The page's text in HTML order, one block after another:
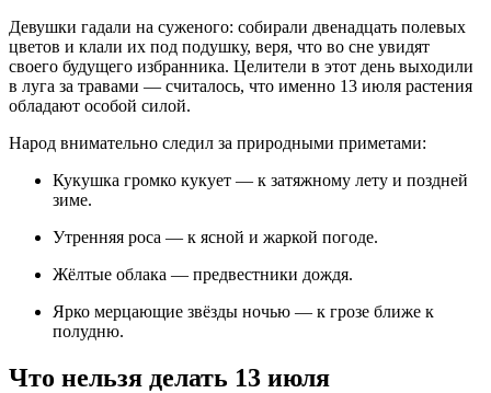
Девушки гадали на суженого: собирали двенадцать полевых
цветов и клали их под подушку, веря, что во сне увидят
своего будущего избранника. Целители в этот день выходили
в луга за травами — считалось, что именно 13 июля растения
обладают особой силой.
Народ внимательно следил за природными приметами:
Кукушка громко кукует — к затяжному лету и поздней
зиме.
Утренняя роса — к ясной и жаркой погоде.
Жёлтые облака — предвестники дождя.
Ярко мерцающие звёзды ночью — к грозе ближе к
полудню.
Что нельзя делать 13 июля